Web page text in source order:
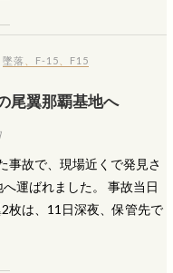
墜落 F-15 F15
尾翼那覇基地へ
事故で、現場近くで発見さ
運ばれました。 事故当日
枚は、11日深夜、保管先で